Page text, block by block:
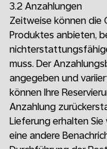
3.2 Anzahlungen
Zeitweise können die
Produktes anbieten,
muss. Der
angegeben und
können Ihre
Anzahlung
Lieferung erhalten Sie
eine andere